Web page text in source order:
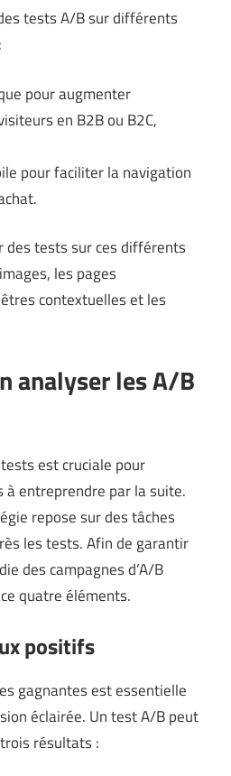
tests A/B sur différents
pour augmenter
en B2B ou B2C,
pour faciliter la navigation
des tests sur ces différents
les pages
contextuelles et les
analyser les A/B
tests est cruciale pour
entreprendre par la suite.
repose sur des tâches
les tests. Afin de garantir
des campagnes d’A/B
quatre éléments.
positifs
gagnantes est essentielle
éclairée. Un test A/B peut
résultats :